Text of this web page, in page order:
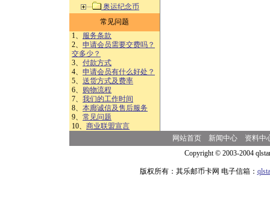
奥运纪念币
常见问题
1、 服务条款
2、 申请会员需要交费吗？
交多少？
3、 付款方式
4、 申请会员有什么好处？
5、 送货方式及费率
6、 购物流程
7、 我们的工作时间
8、 本廊诚信及售后服务
9、 常见问题
10、 商业联盟宣言
网站首页 新闻中心
资料中
Copyright © 2003-2004
版权所有：其乐邮币卡网 电子信箱：